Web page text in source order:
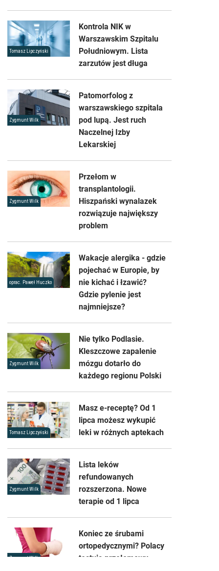
Tomasz Lipczyński
Kontrola NIK w
Warszawskim Szpitalu
Południowym. Lista
zarzutów jest długa
Zygmunt Wilk
Patomorfolog z
warszawskiego szpitala
pod lupą. Jest ruch
Naczelnej Izby
Lekarskiej
Zygmunt Wilk
Przełom w
transplantologii.
Hiszpański wynalazek
rozwiązuje największy
problem
oprac. Paweł Huczko
Wakacje alergika - gdzie
pojechać w Europie, by
nie kichać i łzawić?
Gdzie pylenie jest
najmniejsze?
Zygmunt Wilk
Nie tylko Podlasie.
Kleszczowe zapalenie
mózgu dotarło do
każdego regionu Polski
Tomasz Lipczyński
Masz e-receptę? Od 1
lipca możesz wykupić
leki w różnych aptekach
Zygmunt Wilk
Lista leków
refundowanych
rozszerzona. Nowe
terapie od 1 lipca
Zygmunt Wilk
Koniec ze śrubami
ortopedycznymi? Polacy
testują przełomowy